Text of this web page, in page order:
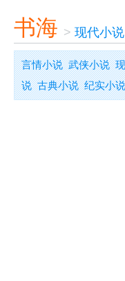
书海 > 现代小说
言情小说 武侠小说
说 古典小说 纪实小说